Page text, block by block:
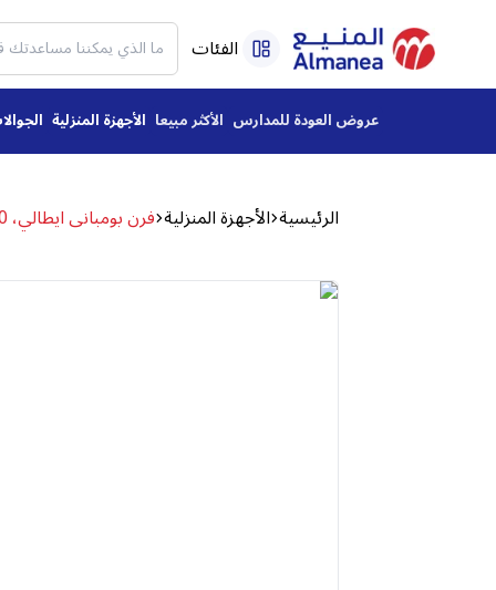
الفئات
عروض العودة للمدارس الأكثر مبيعا الأجهزة المنزلية
الرئيسية الأجهزة المنزلية فرن بومبانى ايطالي، 60*90، غاز، امان كامل، استيل - 90GG5TCIX